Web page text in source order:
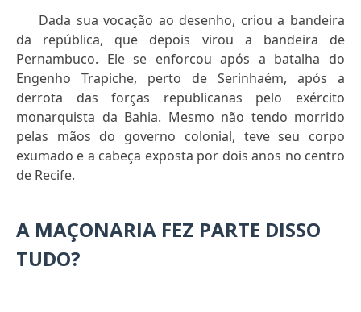
Dada sua vocação ao desenho, criou a bandeira
da república, que depois virou a bandeira de
Pernambuco. Ele se enforcou após a batalha do
Engenho Trapiche, perto de Serinhaém, após a
derrota das forças republicanas pelo exército
monarquista da Bahia. Mesmo não tendo morrido
pelas mãos do governo colonial, teve seu corpo
exumado e a cabeça exposta por dois anos no centro
de Recife.
A MAÇONARIA FEZ PARTE DISSO
TUDO?